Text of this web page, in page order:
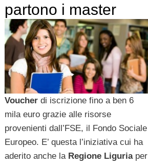
partono i master
Voucherdi iscrizione fino a ben 6
mila euro grazie alle risorse
provenienti dall’FSE, il Fondo Sociale
Europeo. E’ questa l’iniziativa cui ha
aderito anche la Regione Liguriaper